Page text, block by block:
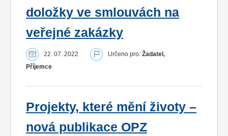
doložky ve smlouvách na
veřejné zakázky
22. 07. 2022 Určeno pro: Žadatel,
Příjemce
Projekty, které mění životy –
nová publikace OPZ